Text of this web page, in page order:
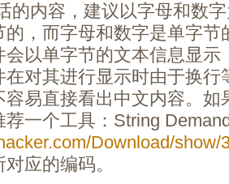
的内容，建议以字母和数
的，而字母和数字是单字节
会以单字节的文本信息显
在对其进行显示时由于换行
容易直接看出中文内容。
一个工具：String
Download/show/
应的编码。